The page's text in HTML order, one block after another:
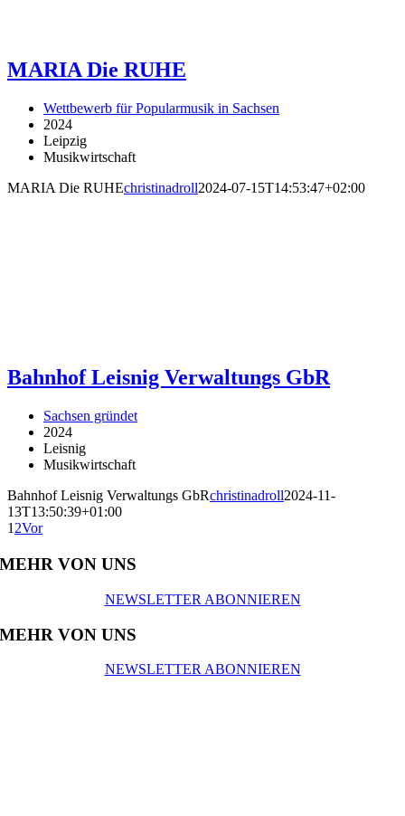
MARIA Die RUHE
Wettbewerb für Popularmusik in Sachsen
2024
Leipzig
Musikwirtschaft
MARIA Die RUHEchristinadroll2024-07-15T14:53:47+02:00
Bahnhof Leisnig Verwaltungs GbR
Sachsen gründet
2024
Leisnig
Musikwirtschaft
Bahnhof Leisnig Verwaltungs GbRchristinadroll2024-11-
13T13:50:39+01:00
1 2Vor
MEHR VON UNS
NEWSLETTER ABONNIEREN
MEHR VON UNS
NEWSLETTER ABONNIEREN